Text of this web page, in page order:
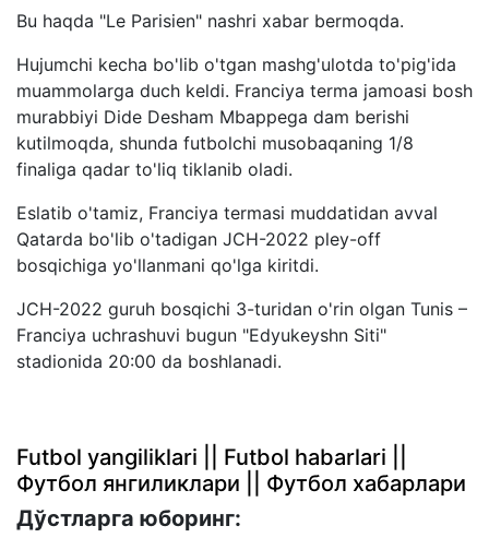
Bu haqda "Le Parisien" nashri xabar bermoqda.
Hujumchi kecha bo'lib o'tgan mashg'ulotda to'pig'ida
muammolarga duch keldi. Franciya terma jamoasi bosh
murabbiyi Dide Desham Mbappega dam berishi
kutilmoqda, shunda futbolchi musobaqaning 1/8
finaliga qadar to'liq tiklanib oladi.
Eslatib o'tamiz, Franciya termasi muddatidan avval
Qatarda bo'lib o'tadigan JCH-2022 pley-off
bosqichiga yo'llanmani qo'lga kiritdi.
JCH-2022 guruh bosqichi 3-turidan o'rin olgan Tunis –
Franciya uchrashuvi bugun "Edyukeyshn Siti"
stadionida 20:00 da boshlanadi.
Futbol yangiliklari || Futbol habarlari ||
Футбол янгиликлари || Футбол хабарлари
Дўстларга юборинг: